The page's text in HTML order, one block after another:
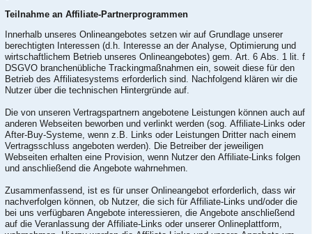
Teilnahme an Affiliate-Partnerprogrammen
Innerhalb unseres Onlineangebotes setzen wir auf Grundlage unserer
berechtigten Interessen (d.h. Interesse an der Analyse, Optimierung und
wirtschaftlichem Betrieb unseres Onlineangebotes) gem. Art. 6 Abs. 1 lit. f
DSGVO branchenübliche Trackingmaßnahmen ein, soweit diese für den
Betrieb des Affiliatesystems erforderlich sind. Nachfolgend klären wir die
Nutzer über die technischen Hintergründe auf.
Die von unseren Vertragspartnern angebotene Leistungen können auch auf
anderen Webseiten beworben und verlinkt werden (sog. Affiliate-Links oder
After-Buy-Systeme, wenn z.B. Links oder Leistungen Dritter nach einem
Vertragsschluss angeboten werden). Die Betreiber der jeweiligen
Webseiten erhalten eine Provision, wenn Nutzer den Affiliate-Links folgen
und anschließend die Angebote wahrnehmen.
Zusammenfassend, ist es für unser Onlineangebot erforderlich, dass wir
nachverfolgen können, ob Nutzer, die sich für Affiliate-Links und/oder die
bei uns verfügbaren Angebote interessieren, die Angebote anschließend
auf die Veranlassung der Affiliate-Links oder unserer Onlineplattform,